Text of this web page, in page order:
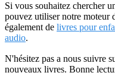
Si vous souhaitez chercher
pouvez utiliser notre moteur
également de livres pour
audio.
N'hésitez pas a nous suivre
nouveaux livres. Bonne